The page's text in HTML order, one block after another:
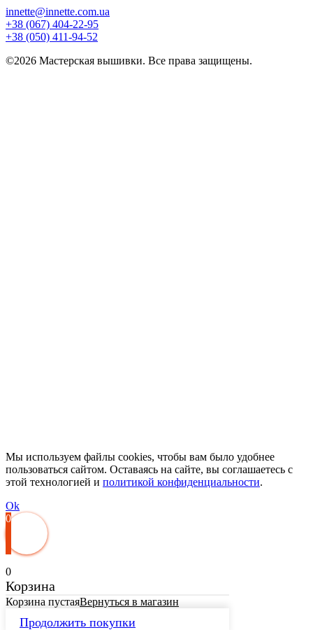
innette@innette.com.ua
+38 (067) 404-22-95
+38 (050) 411-94-52
©2026 Мастерская вышивки. Все права защищены.
Мы используем файлы cookies, чтобы вам было удобнее
пользоваться сайтом. Оставаясь на сайте, вы соглашаетесь с
этой технологией и политикой конфиденциальности.
Ok
0
0
Корзина
Корзина пустаяВернуться в магазин
Продолжить покупки